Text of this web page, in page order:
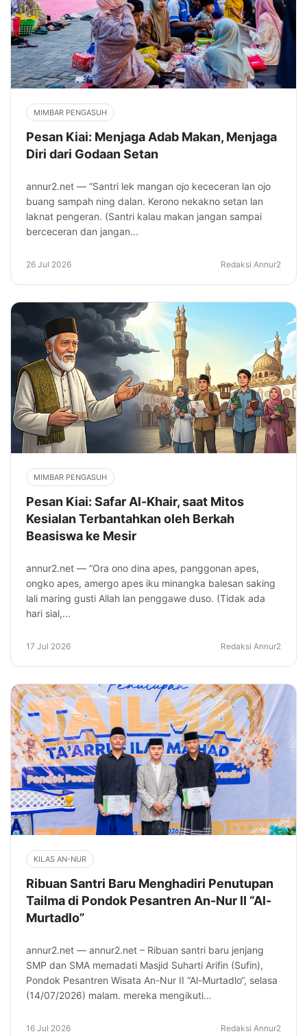
MIMBAR PENGASUH
Pesan Kiai: Menjaga Adab Makan, Menjaga
Diri dari Godaan Setan
annur2.net — “Santri lek mangan ojo kececeran lan ojo
buang sampah ning dalan. Kerono nekakno setan lan
laknat pengeran. (Santri kalau makan jangan sampai
berceceran dan jangan...
26 Jul 2026 Redaksi Annur2
MIMBAR PENGASUH
Pesan Kiai: Safar Al-Khair, saat Mitos
Kesialan Terbantahkan oleh Berkah
Beasiswa ke Mesir
annur2.net — “Ora ono dina apes, panggonan apes,
ongko apes, amergo apes iku minangka balesan saking
lali maring gusti Allah lan penggawe duso. (Tidak ada
hari sial,...
17 Jul 2026 Redaksi Annur2
KILAS AN-NUR
Ribuan Santri Baru Menghadiri Penutupan
Tailma di Pondok Pesantren An-Nur II “Al-
Murtadlo”
annur2.net — annur2.net – Ribuan santri baru jenjang
SMP dan SMA memadati Masjid Suharti Arifin (Sufin),
Pondok Pesantren Wisata An-Nur II “Al-Murtadlo“, selasa
(14/07/2026) malam. mereka mengikuti...
16 Jul 2026 Redaksi Annur2